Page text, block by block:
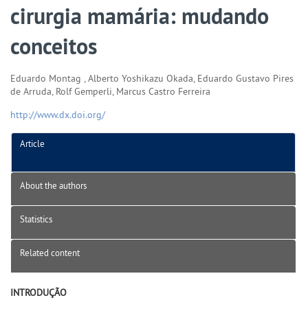
cirurgia mamária: mudando
conceitos
Eduardo Montag , Alberto Yoshikazu Okada, Eduardo Gustavo Pires
de Arruda, Rolf Gemperli, Marcus Castro Ferreira
http://www.dx.doi.org/
Article
About the authors
Statistics
Related content
INTRODUÇÃO